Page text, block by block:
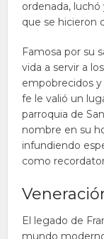
ordenada, luchó
que se hicieron
Famosa por su
vida a servir a
empobrecidos
fe le valió un
parroquia de
nombre en su
infundiendo
como
El legado de
mundo